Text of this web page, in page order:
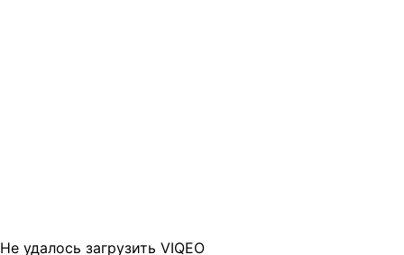
Не удалось загрузить VIQEO